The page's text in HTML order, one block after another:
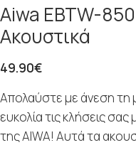
Aiwa EBTW-
Ακουστικά
49.90€
Απολαύστε με άνεση τη
ευκολία τις κλήσεις
της AIWA! Αυτά τα